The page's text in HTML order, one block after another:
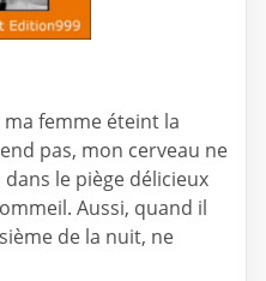
ma femme éteint la
pas, mon cerveau ne
le piège délicieux
Aussi, quand il
de la nuit, ne